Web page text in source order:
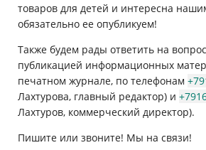
товаров для детей и интересна
обязательно ее опубликуем!
Также будем рады ответить на
публикацией информационных
печатном журнале, по телефонам
Лахтурова, главный редактор) и
Лахтуров, коммерческий директор).
Пишите или звоните! Мы на связи!